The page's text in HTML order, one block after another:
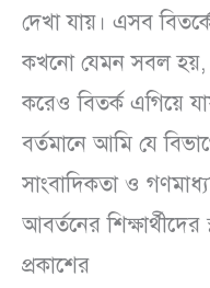
দেখা যায়। এসব
কখনো যেমন সবল হয়,
করেও বিতর্ক এগিয়ে
বর্তমানে আমি যে
সাংবাদিকতা ও
আবর্তনের শিক্ষার্থীদের
প্রকাশের